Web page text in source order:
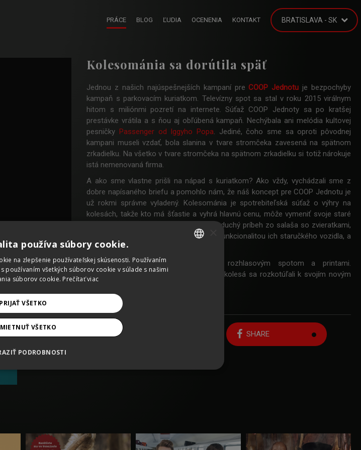
PRÁCE BLOG ĽUDIA OCENENIA KONTAKT BRATISLAVA - SK
Kolesománia sa dorútila späť
Jednou z našich najúspešnejších kampaní preCOOP Jednotu je bezpochyby
kampaň s parkovacím kuriatkom. Televízny spot sa stal v roku 2015 virálnym
hitom s miliónmi pozretí na internete. Súťaž COOP Jednoty sa po kratšej
prestávke vrátila a s ňou aj obľúbená kampaň. Nechýbala ani melódia kultovej
pesničky Passenger od Iggyho Popa. Jediné, čoho sme sa oproti pôvodnej
kampani museli vzdať, bola slanina v tvare stromčeka zavesená na spätnom
zrkadielku. Na všetko v tvare stromčeka na spätnom zrkadielku si totiž nárokuje
istá nemenovaná firma.
A ako sme vlastne prišli na nápad s kuriatkom? Ako vždy, vychádzali sme z
dobre napísaného briefu a pomohlo nám, že náš koncept pre COOP Jednotu je
už rokmi správne vyladený. Kolesománia je spotrebiteľská súťaž o výhry na
kolesách, takže kto má šťastie a vyhrá hlavnú cenu, môže vymeniť svoje staré
auto za nové. Vymysleli sme teda jednoduchý príbeh zo salaša so zvieratkami,
ktoré pomáhajú Bačovi a Honelníkovi s funkcionalitou ich staručkého vozidla, a
bolo to.
Kampaň sme už tradične podporili rozhlasovým spotom a printami.
Kolesománia sa opäť podarila a víťazné kolesá sa rozkotúľali k svojím novým
SHARE
používa súbory cookie.
na zlepšenie používateľskej skúsenosti. Používaním
používaním všetkých súborov cookie v súlade s našimi
súborov cookie. Prečítať viac
PRIJAŤ VŠETKO
VŠETKO
PODROBNOSTI